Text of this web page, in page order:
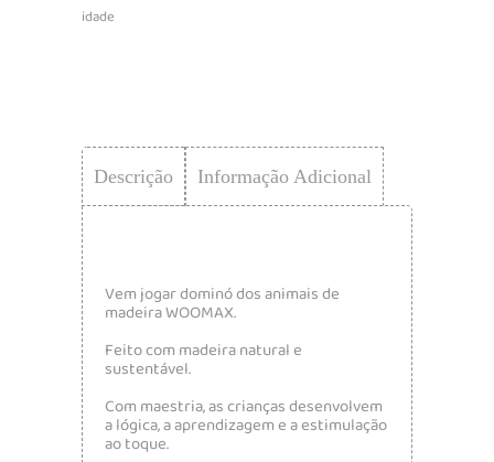
idade
Descrição Informação Adicional
Vem jogar dominó dos animais de
madeira WOOMAX.
Feito com madeira natural e
sustentável.
Com maestria, as crianças desenvolvem
a lógica, a aprendizagem e a estimulação
ao toque.